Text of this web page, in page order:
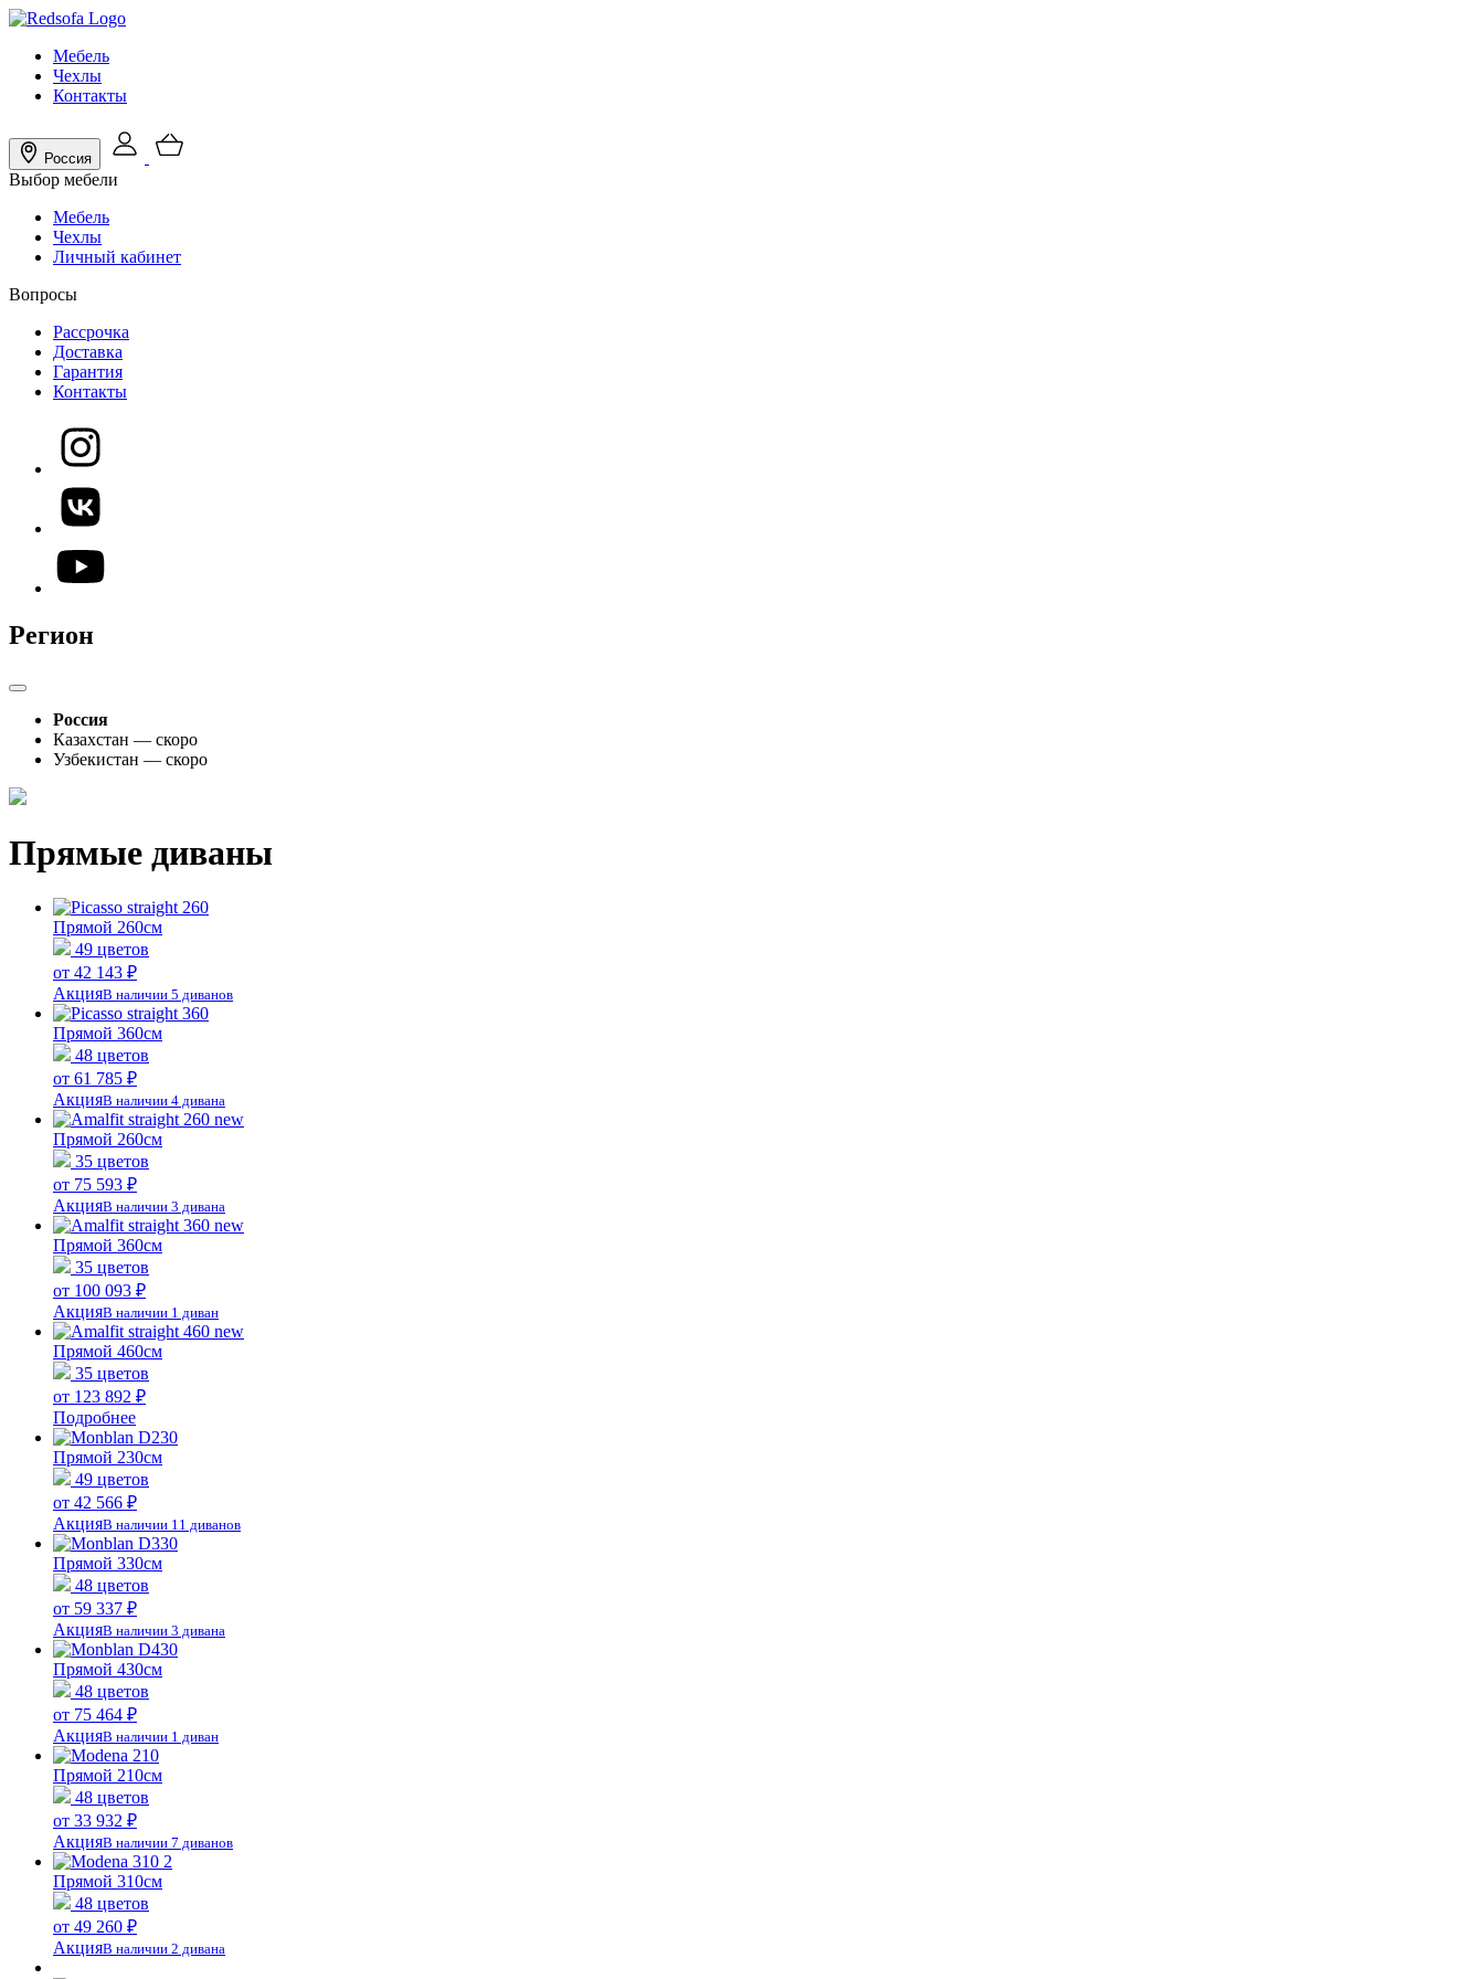
Мебель
Чехлы
Контакты
Россия
Выбор мебели
Мебель
Чехлы
Личный кабинет
Вопросы
Рассрочка
Доставка
Гарантия
Контакты
Регион
Россия
Казахстан — скоро
Узбекистан — скоро
Прямые диваны
Прямой 260см
49 цветов
от 42 143 ₽
АкцияВ наличии 5 диванов
Прямой 360см
48 цветов
от 61 785 ₽
АкцияВ наличии 4 дивана
Прямой 260см
35 цветов
от 75 593 ₽
АкцияВ наличии 3 дивана
Прямой 360см
35 цветов
от 100 093 ₽
АкцияВ наличии 1 диван
Прямой 460см
35 цветов
от 123 892 ₽
Подробнее
Прямой 230см
49 цветов
от 42 566 ₽
АкцияВ наличии 11 диванов
Прямой 330см
48 цветов
от 59 337 ₽
АкцияВ наличии 3 дивана
Прямой 430см
48 цветов
от 75 464 ₽
АкцияВ наличии 1 диван
Прямой 210см
48 цветов
от 33 932 ₽
АкцияВ наличии 7 диванов
Прямой 310см
48 цветов
от 49 260 ₽
АкцияВ наличии 2 дивана